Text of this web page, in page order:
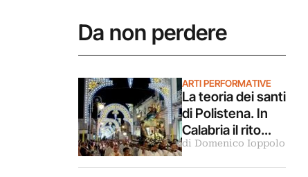
Da non perdere
ARTI PERFORMATIVE
La teoria dei santi
di Polistena. In
Calabria il rito
come antidoto
all’entropia
di Domenico Ioppolo